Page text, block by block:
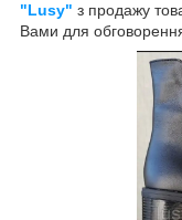
"Lusy" з продажу
Вами для